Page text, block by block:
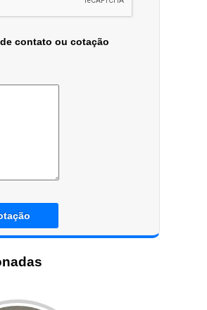
contato ou cotação